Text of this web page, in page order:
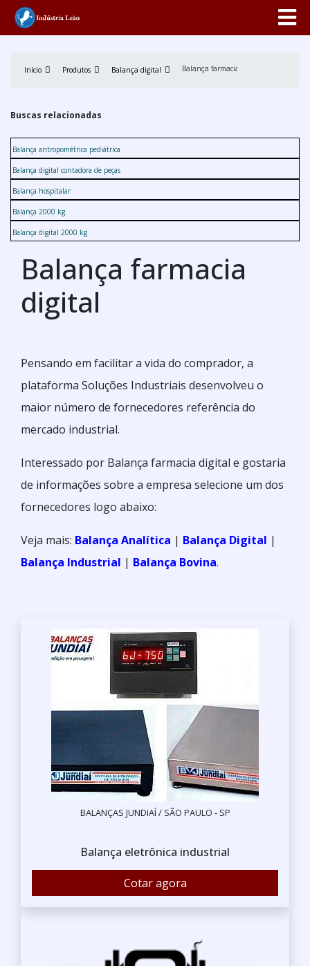
Início Produtos Balança digital Balança farmacia digital
Buscas relacionadas
Balança antropométrica pediátrica
Balança digital contadora de peças
Balança hospitalar
Balança 2000 kg
Balança digital 2000 kg
Balança farmacia
digital
Pensando em facilitar a vida do comprador, a
plataforma Soluções Industriais desenvolveu o
maior número de fornecedores referência do
mercado industrial.
Interessado por Balança farmacia digital e gostaria
de informações sobre a empresa selecione um dos
fornecedores logo abaixo:
Veja mais: Balança Analítica | Balança Digital |
Balança Industrial | Balança Bovina.
BALANÇAS JUNDIAÍ / SÃO PAULO - SP
Balança eletrônica industrial
Cotar agora